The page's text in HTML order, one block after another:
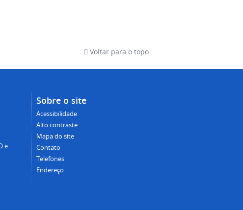
Voltar para o topo
e
Sobre o site
Acessibilidade
Alto contraste
Mapa do site
Contato
Telefones
Endereço